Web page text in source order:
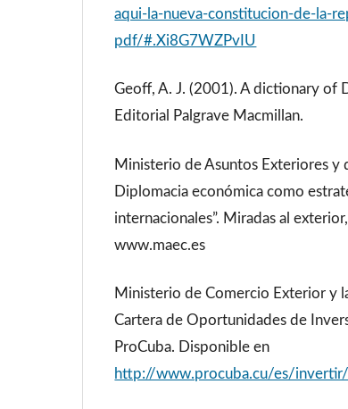
aqui-la-nueva-constitucion-de-la-
pdf/#.Xi8G7WZPvIU
Geoff, A. J. (2001). A dictionary of
Editorial Palgrave Macmillan.
Ministerio de Asuntos Exteriores y
Diplomacia económica como
internacionales”. Miradas al
www.maec.es
Ministerio de Comercio Exterior y
Cartera de Oportunidades de
ProCuba. Disponible en
http://www.procuba.cu/es/